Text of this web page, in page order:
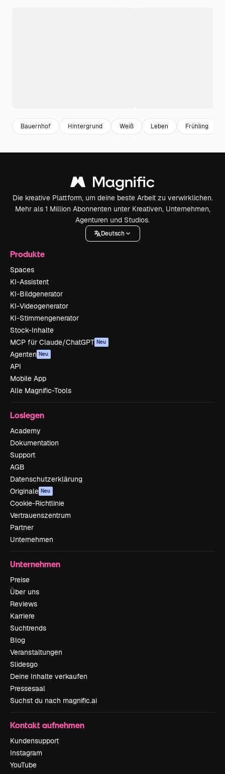
Bauernhof Hintergrund Weiß Leben Frühling
Die kreative Plattform, um deine beste Arbeit zu verwirklichen.
Mehr als 1 Million Abonnenten unter Kreativen, Unternehmen,
Agenturen und Studios.
Deutsch
Produkte
Spaces
KI-Assistent
KI-Bildgenerator
KI-Videogenerator
KI-Stimmengenerator
Stock-Inhalte
MCP für Claude/ChatGPT Neu
Agenten Neu
API
Mobile App
Alle Magnific-Tools
Loslegen
Academy
Dokumentation
Support
AGB
Datenschutzerklärung
Originale Neu
Cookie-Richtlinie
Vertrauenszentrum
Partner
Unternehmen
Unternehmen
Preise
Über uns
Reviews
Karriere
Suchtrends
Blog
Veranstaltungen
Slidesgo
Deine Inhalte verkaufen
Pressesaal
Suchst du nach magnific.ai
Kontakt aufnehmen
Kundensupport
Instagram
YouTube